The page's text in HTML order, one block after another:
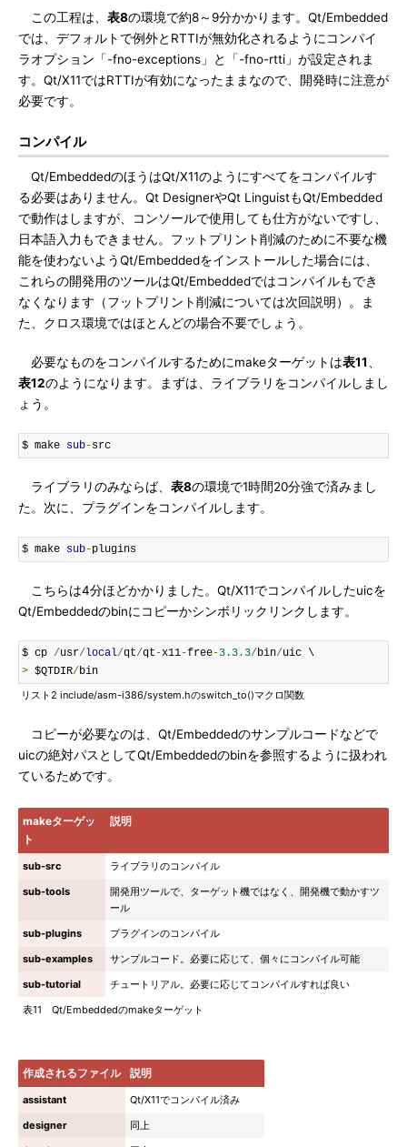
この工程は、 表8の環境で約8～9分かかります。Qt/Embedded
では、デフォルトで例外とRTTIが無効化されるようにコンパイ
ラオプション「-fno-exceptions」と「-fno-rtti」が設定されま
す。Qt/X11ではRTTIが有効になったままなので、開発時に注意が
必要です。
コンパイル
Qt/EmbeddedのほうはQt/X11のようにすべてをコンパイルす
る必要はありません。Qt DesignerやQt LinguistもQt/Embedded
で動作はしますが、コンソールで使用しても仕方がないですし、
日本語入力もできません。フットプリント削減のために不要な機
能を使わないようQt/Embeddedをインストールした場合には、
これらの開発用のツールはQt/Embeddedではコンパイルもでき
なくなります（フットプリント削減については次回説明）。ま
た、クロス環境ではほとんどの場合不要でしょう。
必要なものをコンパイルするためにmakeターゲットは表11
表12のようになります。まずは、ライブラリをコンパイルしまし
ょう。
$ make sub-src
ライブラリのみならば、 表8の環境で1時間20分強で済みまし
た。次に、プラグインをコンパイルします。
$ make sub-plugins
こちらは4分ほどかかりました。Qt/X11でコンパイルしたuicを
Qt/Embeddedのbinにコピーかシンボリックリンクします。
$ cp /usr/ local/qt/qt -x11-free-3.3. 3/bin/
> $QTDIR/bin
リスト2 include/asm-i386/system.hのswitch_to()マクロ関数
コピーが必要なのは、Qt/Embeddedのサンプルコードなどで
uicの絶対パスとしてQt/Embeddedのbinを参照するように扱われ
ているためです。
makeターゲッ
ト
説明
sub-src
ライブラリのコンパイル
sub-tools
開発用ツールで、ターゲット機ではなく、開発機で動かすツ
ール
sub-plugins
プラグインのコンパイル
sub-examples
サンプルコード。必要に応じて、個々にコンパイル可能
sub-tutorial
チュートリアル。必要に応じてコンパイルすれば良い
表11 Qt/Embeddedのmakeターゲット
作成されるファイル 説明
assistant
Qt/X11でコンパイル済み
designer
同上